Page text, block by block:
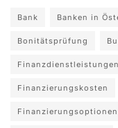
Bank Banken in
Bonitätsprüfung
Finanzdienstleistungen
Finanzierungskosten
Finanzierungsoptionen